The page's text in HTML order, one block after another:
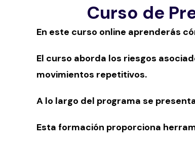
Curso de
En este curso online aprenderás
El curso aborda los riesgos
movimientos repetitivos.
A lo largo del programa se
Esta formación proporciona